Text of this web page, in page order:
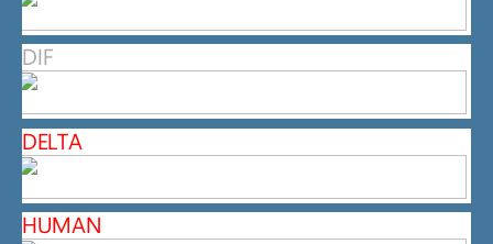
DIF
DELTA
HUMAN